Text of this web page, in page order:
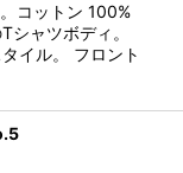
コットン 100%
シャツボディ。
イル。 フロント